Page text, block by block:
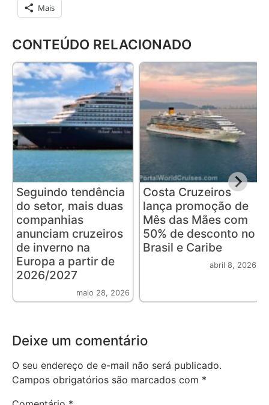
Mais
CONTEÚDO RELACIONADO
Seguindo tendência
do setor, mais duas
companhias
anunciam cruzeiros
de inverno na
Europa a partir de
2026/2027
maio 28, 2026
Costa Cruzeiros
lança promoção de
Mês das Mães com
50% de desconto no
Brasil e Caribe
abril 8, 2026
Deixe um comentário
O seu endereço de e-mail não será publicado.
Campos obrigatórios são marcados com *